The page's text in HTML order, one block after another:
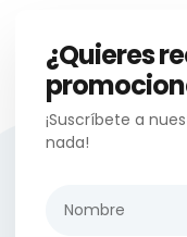
¿Quieres
¡Suscríbete a
nada!